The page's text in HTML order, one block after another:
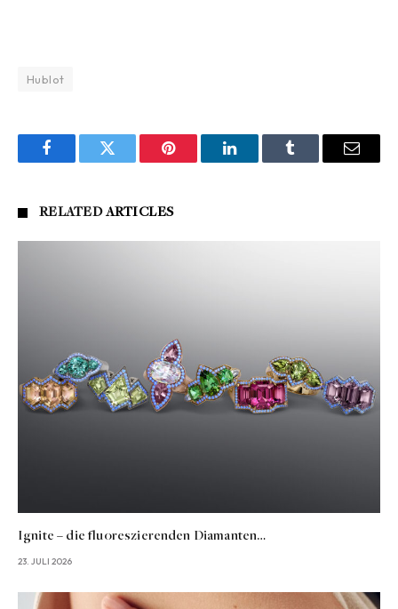
Hublot
FacebookTwitter Pinterest LinkedInTumblr Email
RELATEDARTICLES
Ignite – die fluoreszierenden Diamanten…
23. JULI 2026